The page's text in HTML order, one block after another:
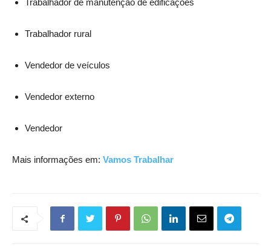
Trabalhador de manutenção de edificações
Trabalhador rural
Vendedor de veículos
Vendedor externo
Vendedor
Mais informações em: Vamos Trabalhar